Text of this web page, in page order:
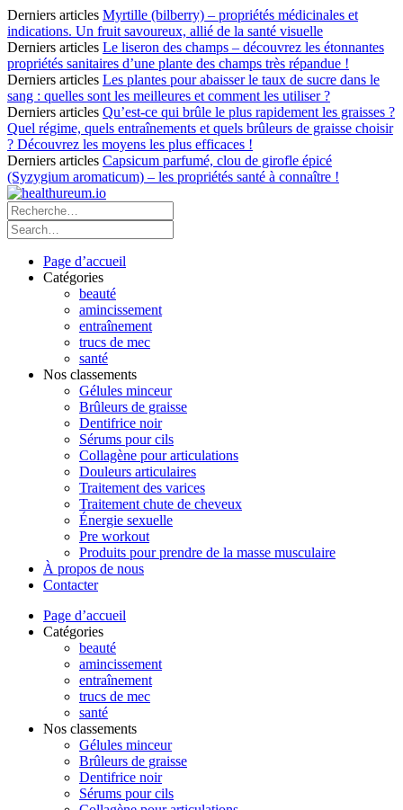
Derniers articles Myrtille (bilberry) – propriétés médicinales et
indications. Un fruit savoureux, allié de la santé visuelle
Derniers articles Le liseron des champs – découvrez les étonnantes
propriétés sanitaires d’une plante des champs très répandue !
Derniers articles Les plantes pour abaisser le taux de sucre dans le
sang : quelles sont les meilleures et comment les utiliser ?
Derniers articles Qu’est-ce qui brûle le plus rapidement les graisses ?
Quel régime, quels entraînements et quels brûleurs de graisse choisir
? Découvrez les moyens les plus efficaces !
Derniers articles Capsicum parfumé, clou de girofle épicé
(Syzygium aromaticum) – les propriétés santé à connaître !
Page d’accueil
Catégories
beauté
amincissement
entraînement
trucs de mec
santé
Nos classements
Gélules minceur
Brûleurs de graisse
Dentifrice noir
Sérums pour cils
Collagène pour articulations
Douleurs articulaires
Traitement des varices
Traitement chute de cheveux
Énergie sexuelle
Pre workout
Produits pour prendre de la masse musculaire
À propos de nous
Contacter
Page d’accueil
Catégories
beauté
amincissement
entraînement
trucs de mec
santé
Nos classements
Gélules minceur
Brûleurs de graisse
Dentifrice noir
Sérums pour cils